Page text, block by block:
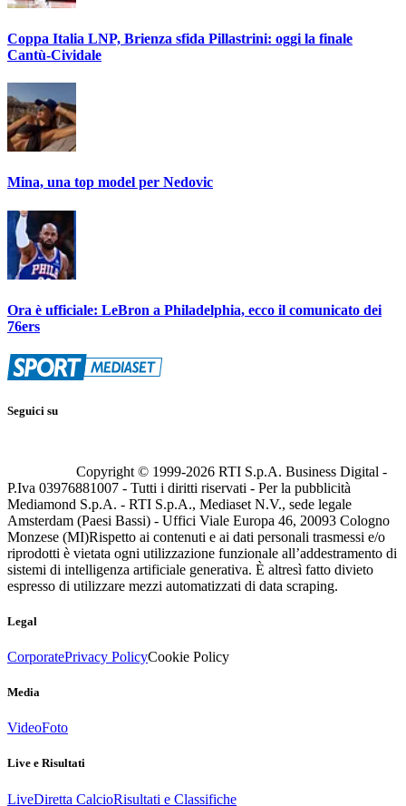
Coppa Italia LNP, Brienza sfida Pillastrini: oggi la finale
Cantù-Cividale
Mina, una top model per Nedovic
Ora è ufficiale: LeBron a Philadelphia, ecco il comunicato dei
76ers
Seguici su
Copyright © 1999-2026 RTI S.p.A. Business Digital -
P.Iva 03976881007 - Tutti i diritti riservati - Per la pubblicità
Mediamond S.p.A. - RTI S.p.A., Mediaset N.V., sede legale
Amsterdam (Paesi Bassi) - Uffici Viale Europa 46, 20093 Cologno
Monzese (MI)Rispetto ai contenuti e ai dati personali trasmessi e/o
riprodotti è vietata ogni utilizzazione funzionale all’addestramento di
sistemi di intelligenza artificiale generativa. È altresì fatto divieto
espresso di utilizzare mezzi automatizzati di data scraping.
Legal
CorporatePrivacy PolicyCookie Policy
Media
VideoFoto
Live e Risultati
LiveDiretta CalcioRisultati e Classifiche